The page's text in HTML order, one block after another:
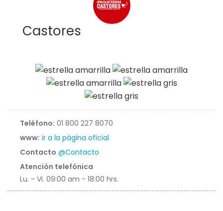
Castores
Teléfono: 01 800 227 8070
www: ir a la página oficial
Contacto @Contacto
Atención telefónica
Lu. - Vi. 09:00 am - 18:00 hrs.